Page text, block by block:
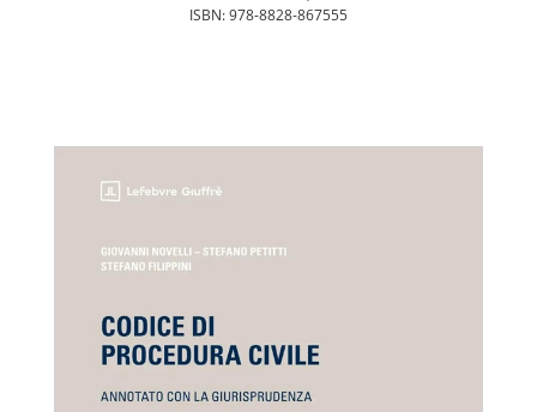
ISBN: 978-8828-867555